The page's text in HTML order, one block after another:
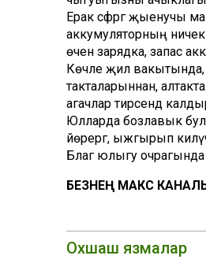
Ерак сәфәргә җыенучы
аккумуляторның
өчен зарядка, запас
Көчле җил вакытында,
такталарыннан,
агачлар тирәсендә
Юлларда бозлавык
йөрергә, ыжгырып
Бәлагә юлыгу
БЕЗНЕҢ МАКС
Охшаш язмалар